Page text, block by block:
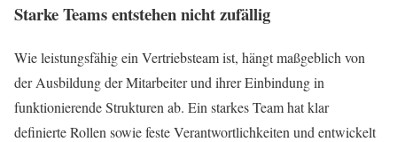
Starke Teams entstehen nicht zufällig
Wie leistungsfähig ein Vertriebsteam ist, hängt maßgeblich von
der Ausbildung der Mitarbeiter und ihrer Einbindung in
funktionierende Strukturen ab. Ein starkes Team hat klar
definierte Rollen sowie feste Verantwortlichkeiten und entwickelt